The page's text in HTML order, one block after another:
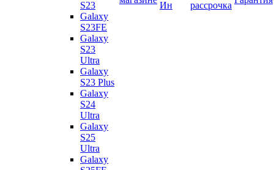
S23
Galaxy
S23FE
Galaxy
S23
Ultra
Galaxy
S23 Plus
Galaxy
S24
Ultra
Galaxy
S25
Ultra
Galaxy
Ин
рассрочка